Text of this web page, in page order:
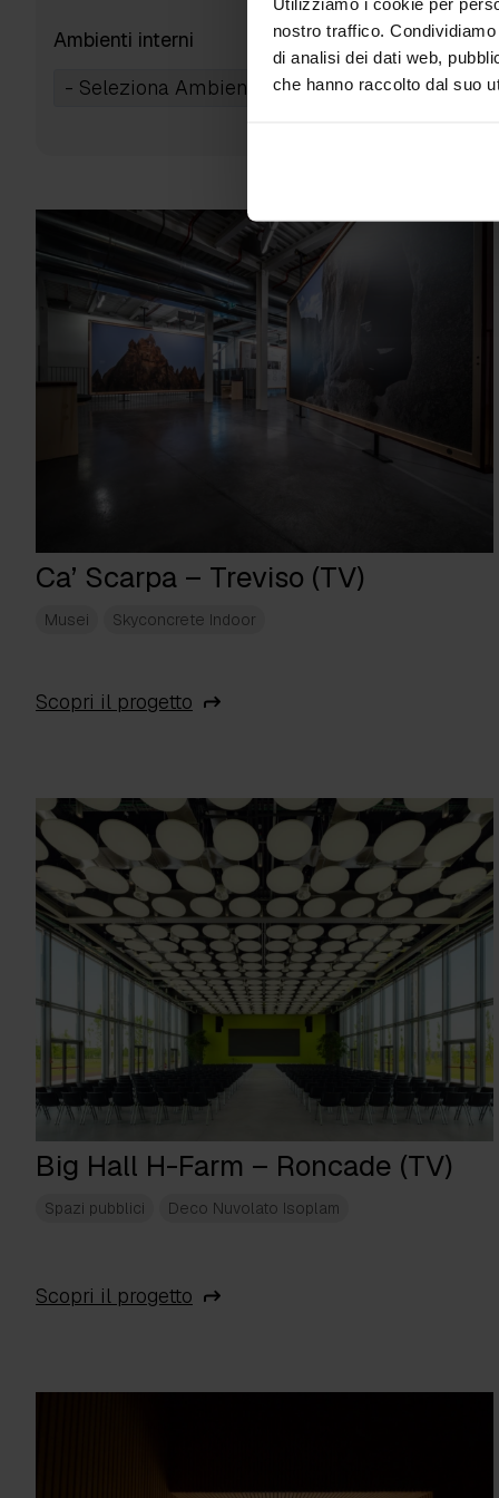
nostro traffico.
di analisi dei dati web,
che hanno raccolto dal suo
Ambienti interni
Ca’ Scarpa – Treviso (TV)
Musei Skyconcrete Indoor
Scopri il progetto
Big Hall H-Farm – Roncade (TV)
Spazi pubblici Deco Nuvolato Isoplam
Scopri il progetto